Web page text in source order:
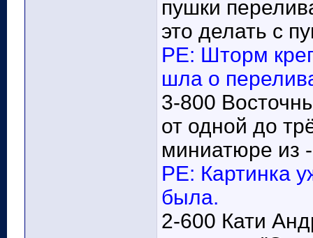
пушки
это делать с
РЕ: Шторм
шла о
3-800
от одной до
миниатюре из
РЕ: Картинка
была.
2-600 Кати